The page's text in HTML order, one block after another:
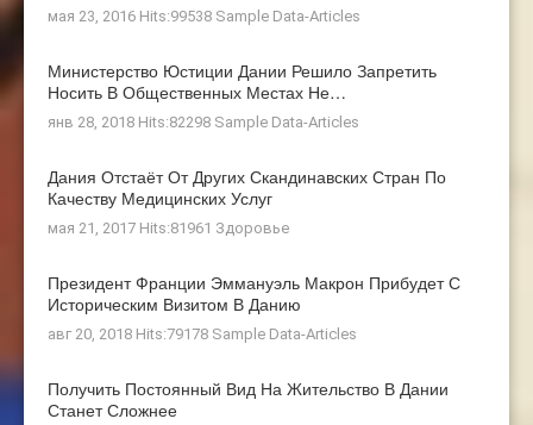
мая 23, 2016 Hits:99538 Sample Data-Articles
Министерство Юстиции Дании Решило Запретить
Носить В Общественных Местах Не…
янв 28, 2018 Hits:82298 Sample Data-Articles
Дания Отстаёт От Других Скандинавских Стран По
Качеству Медицинских Услуг
мая 21, 2017 Hits:81961 Здоровье
Президент Франции Эммануэль Макрон Прибудет С
Историческим Визитом В Данию
авг 20, 2018 Hits:79178 Sample Data-Articles
Получить Постоянный Вид На Жительство В Дании
Станет Сложнее